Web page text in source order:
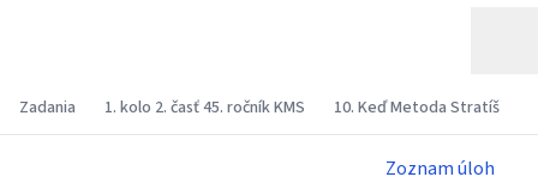
Zadania 1. kolo 2. časť 45. ročník KMS 10. Keď Metoda Stratíš
Zoznam úloh